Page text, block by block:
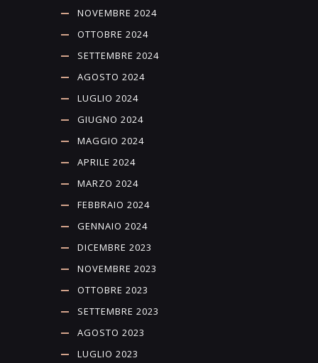
NOVEMBRE 2024
OTTOBRE 2024
SETTEMBRE 2024
AGOSTO 2024
LUGLIO 2024
GIUGNO 2024
MAGGIO 2024
APRILE 2024
MARZO 2024
FEBBRAIO 2024
GENNAIO 2024
DICEMBRE 2023
NOVEMBRE 2023
OTTOBRE 2023
SETTEMBRE 2023
AGOSTO 2023
LUGLIO 2023